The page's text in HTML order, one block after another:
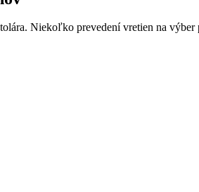
Niekoľko prevedení vretien na